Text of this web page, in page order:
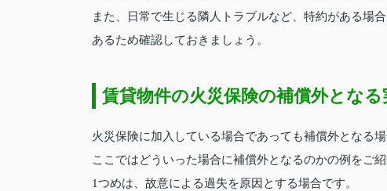
また、日常で生じる隣人トラブルなど、特約がある場
あるため確認しておきましょう。
賃貸物件の火災保険の補償外となる
火災保険に加入している場合であっても補償外となる場
ここではどういった場合に補償外となるのかの例をご紹
1つめは、故意による過失を原因とする場合です。